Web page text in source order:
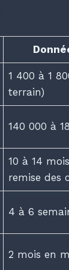
1 400 à 1
terrain)
140 000 à
10 à 14
remise des
4 à 6
2 mois en